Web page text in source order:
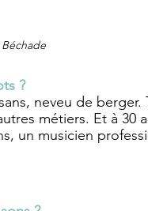
?
neveu de berger.
métiers. Et à 30
un musicien